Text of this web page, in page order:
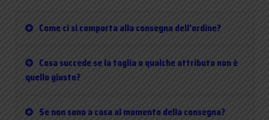
Come ci si comporta alla consegna dell’ordine?
Cosa succede se la taglia o qualche attributo non è
quello giusto?
Se non sono a casa al momento della consegna?